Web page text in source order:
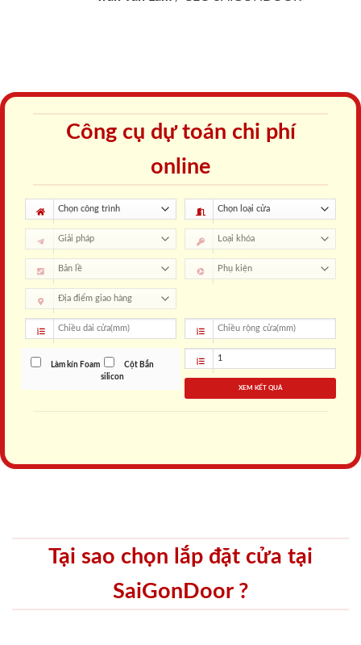
Công cụ dự toán chi phí
online
Làm kín Foam
Cột Bắn
silicon
XEM KẾT QUẢ
Tại sao chọn lắp đặt cửa tại
SaiGonDoor ?